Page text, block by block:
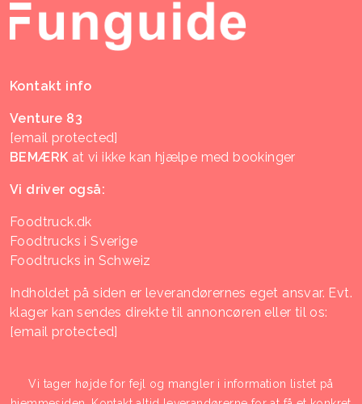
Kontakt info
Venture 83
[email protected]
BEMÆRK at vi ikke kan hjælpe med bookinger
Vi driver også:
Foodtruck.dk
Foodtrucks i Sverige
Foodtrucks in Schweiz
Indholdet på siden er leverandørernes eget ansvar. Evt.
klager kan sendes direkte til annoncøren eller til os:
[email protected]
Vi tager højde for fejl og mangler i information listet på